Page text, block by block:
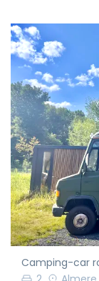
Camping-car